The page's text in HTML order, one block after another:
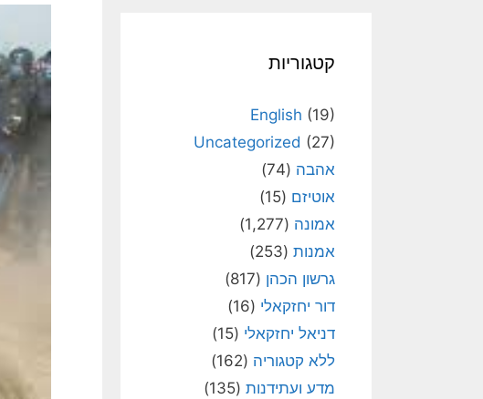
קטגוריות
English (19)
Uncategorized (27)
אהבה (74)
אוטיזם (15)
אמונה (1,277)
אמנות (253)
גרשון הכהן (817)
דור יחזקאלי (16)
דניאל יחזקאלי (15)
ללא קטגוריה (162)
מדע ועתידנות (135)